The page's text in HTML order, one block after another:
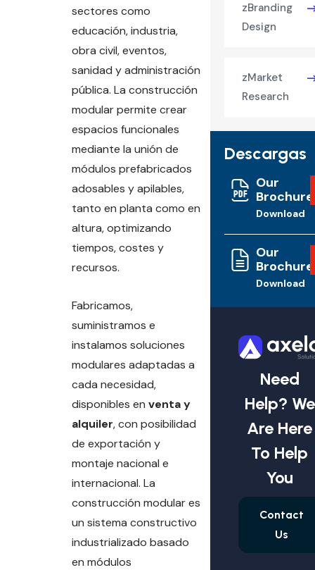
sectores como
educación, industria,
obra civil, eventos,
sanidad y administración
pública. La construcción
modular permite crear
espacios funcionales
mediante la unión de
módulos prefabricados
adosables y apilables,
tanto en planta como en
altura, optimizando
tiempos, costes y
recursos.
Fabricamos,
suministramos e
instalamos soluciones
modulares adaptadas a
cada necesidad,
disponibles en venta y
alquiler, con posibilidad
de exportación y
montaje nacional e
internacional. La
construcción modular es
un sistema constructivo
industrializado basado
en módulos
zBranding
Design
zMarket
Research
Descargas
Our
Download
Our
Download
Need
Help? We
Are Here
To Help
You
Contact
Us